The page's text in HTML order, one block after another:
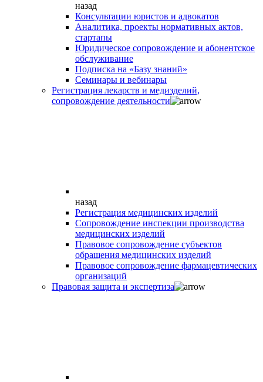
назад
Консультации юристов и адвокатов
Аналитика, проекты нормативных актов,
стартапы
Юридическое сопровождение и абонентское
обслуживание
Подписка на «Базу знаний»
Семинары и вебинары
Регистрация лекарств и медизделий,
сопровождение деятельности
назад
Регистрация медицинских изделий
Сопровождение инспекции производства
медицинских изделий
Правовое сопровождение субъектов
обращения медицинских изделий
Правовое сопровождение фармацевтических
организаций
Правовая защита и экспертиза